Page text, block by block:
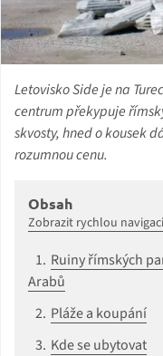
Letovisko Side je na
centrum překypuje
skvosty, hned o kousek
rozumnou cenu.
Obsah
Zobrazit rychlou navigaci
Ruiny římských
Arabů
Pláže a koupání
Kde se ubytovat